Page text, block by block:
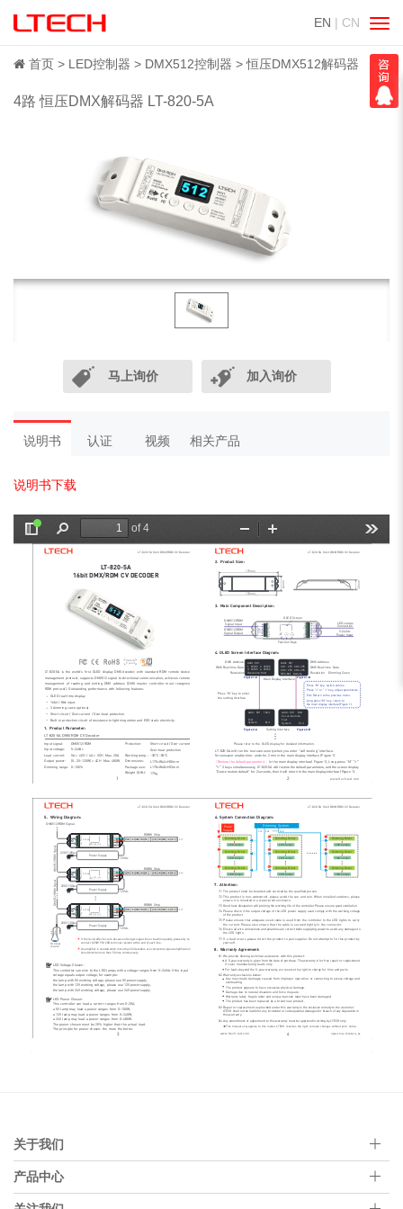
EN | CN
切
换
导
航
首页 LED控制器 DMX512控制器 恒压DMX512解码器
4路 恒压DMX解码器 LT-820-5A
马上询价 加入询价
说明书 认证 视频 相关产品
说明书下载
关于我们
产品中心